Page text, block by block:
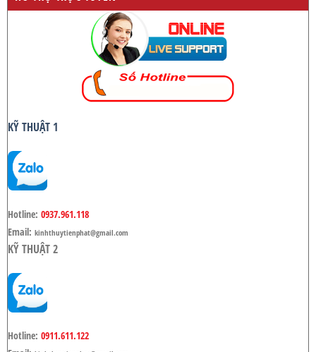
KỸ THUẬT 1
Hotline: 0937.961.118
Email: kinhthuytienphat@gmail.com
KỸ THUẬT 2
Hotline: 0911.611.122